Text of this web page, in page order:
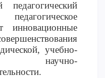
педагогический
педагогическое
инновационные
учебно-
научно-
.